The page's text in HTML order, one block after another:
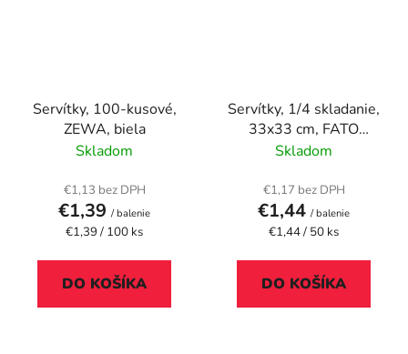
Servítky, 100-kusové,
ZEWA, biela
Skladom
€1,13 bez DPH
€1,39 / balenie
Jednotková
€1,39 / 100 ks
DO KOŠÍKA
Servítky, 1/4 skladanie,
33x33 cm, FATO
"Natural Style", havanna
Skladom
€1,17 bez DPH
€1,44 / balenie
Jednotková
€1,44 / 50 ks
DO KOŠÍKA